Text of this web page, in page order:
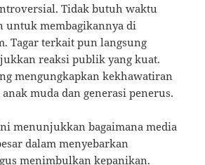
Tidak butuh waktu
untuk membagikannya di
Tagar terkait pun langsung
reaksi publik yang kuat.
mengungkapkan kekhawatiran
muda dan generasi penerus.
menunjukkan bagaimana media
dalam menyebarkan
menimbulkan kepanikan.